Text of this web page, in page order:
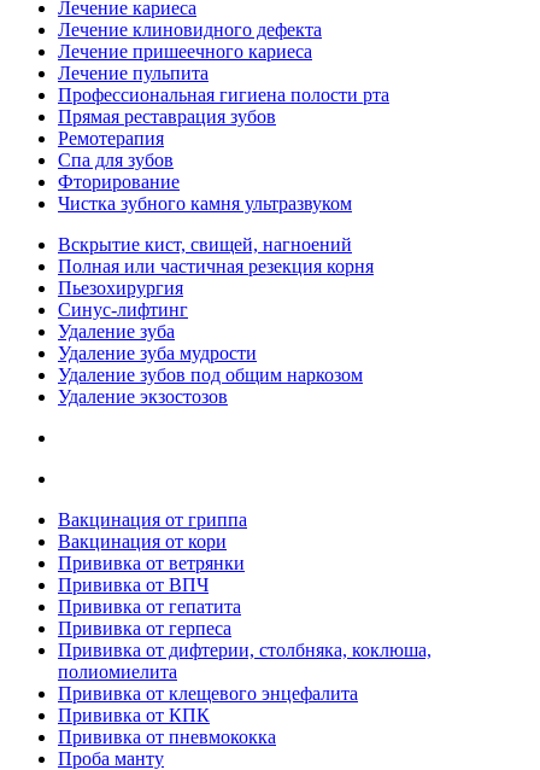
Лечение кариеса
Лечение клиновидного дефекта
Лечение пришеечного кариеса
Лечение пульпита
Профессиональная гигиена полости рта
Прямая реставрация зубов
Ремотерапия
Спа для зубов
Фторирование
Чистка зубного камня ультразвуком
Вскрытие кист, свищей, нагноений
Полная или частичная резекция корня
Пьезохирургия
Синус-лифтинг
Удаление зуба
Удаление зуба мудрости
Удаление зубов под общим наркозом
Удаление экзостозов
Вакцинация от гриппа
Вакцинация от кори
Прививка от ветрянки
Прививка от ВПЧ
Прививка от гепатита
Прививка от герпеса
Прививка от дифтерии, столбняка, коклюша,
полиомиелита
Прививка от клещевого энцефалита
Прививка от КПК
Прививка от пневмококка
Проба манту